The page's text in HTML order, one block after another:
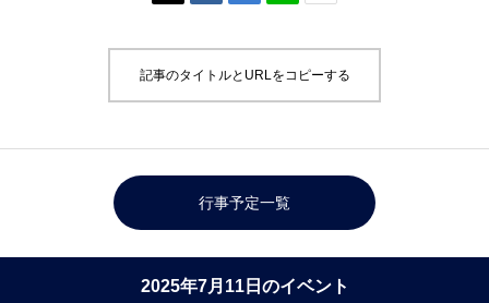
記事のタイトルとURLをコピーする
行事予定一覧
2025年7月11日のイベント